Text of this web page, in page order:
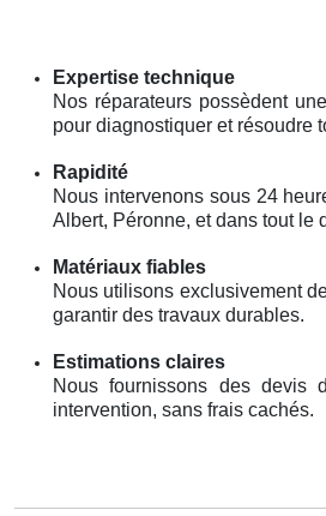
Expertise technique
Nos réparateurs possèdent
pour diagnostiquer et résoudre
Rapidité
Nous intervenons sous 24
Albert, Péronne, et dans tout le
Matériaux fiables
Nous utilisons exclusivement
garantir des travaux durables.
Estimations claires
Nous fournissons des devis
intervention, sans frais cachés.